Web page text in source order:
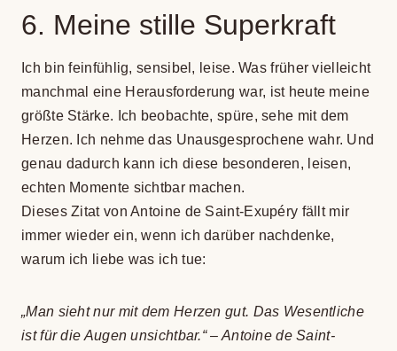
6. Meine stille Super­kraft
Ich bin fein­füh­lig, sen­si­bel, leise. Was frü­her viel­leicht
manch­mal eine Her­aus­for­de­rung war, ist heute meine
größte Stärke. Ich beob­achte, spüre, sehe mit dem
Her­zen. Ich nehme das Unaus­ge­spro­chene wahr. Und
genau dadurch kann ich diese beson­de­ren, lei­sen,
ech­ten Momente sicht­bar machen.
Die­ses Zitat von Antoine de Saint-Exupéry fällt mir
immer wie­der ein, wenn ich dar­über nach­denke,
warum ich liebe was ich tue:
„Man sieht nur mit dem Her­zen gut. Das Wesent­li­che
ist für die Augen unsicht­bar.“ – Antoine de Saint-